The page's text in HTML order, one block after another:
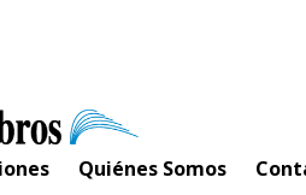
Quiénes Somos